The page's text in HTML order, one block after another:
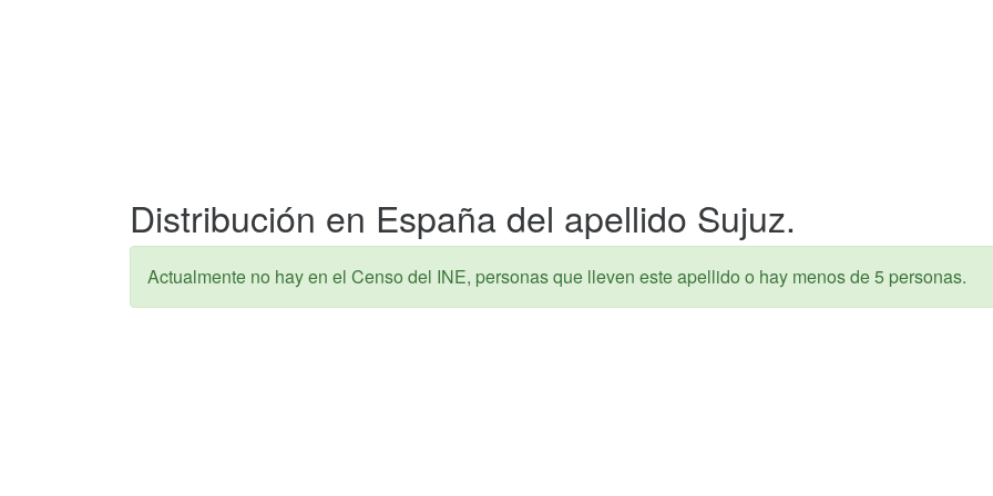
Distribución en España del apellido Sujuz.
Actualmente no hay en el Censo del INE, personas que lleven este apellido o hay menos de 5 personas.